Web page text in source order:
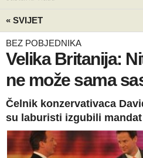
« SVIJET
BEZ POBJEDNIKA
Velika Britanija:
ne može sama
Čelnik konzervativaca
su laburisti izgubili